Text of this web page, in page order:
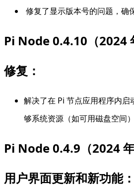
修复了显示版本号的问题，确
Pi Node 0.4.10（2024
修复：
解决了在 Pi 节点应用程序内启
够系统资源（如可用磁盘空间
Pi Node 0.4.9（2024 年
用户界面更新和新功能：